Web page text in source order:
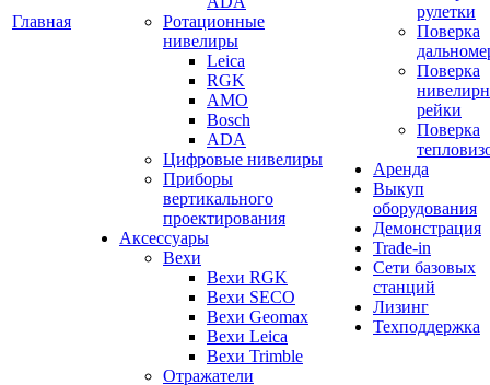
Главная
Ротационные
нивелиры
Leica
RGK
AMO
Bosch
ADA
Цифровые нивелиры
Приборы
вертикального
проектирования
Аксессуары
Вехи
Вехи RGK
Вехи SECO
Вехи Geomax
Вехи Leica
Вехи Trimble
Отражатели
рулетки
Поверка
Поверка
рейки
Поверка
Аренда
Выкуп
оборудования
Демонстрация
Trade-in
Сети базовых
станций
Лизинг
Техподдержка